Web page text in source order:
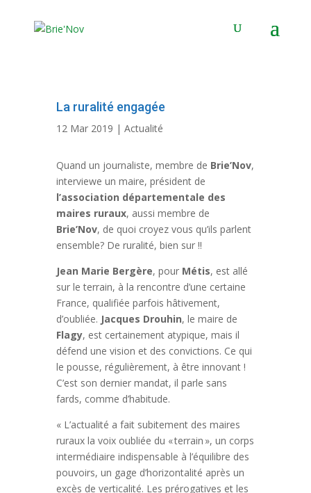
La ruralité engagée
12 Mar 2019 | Actualité
Quand un journaliste, membre de Brie’Nov,
interviewe un maire, président de
l’association départementale des
maires ruraux, aussi membre de
Brie’Nov, de quoi croyez vous qu’ils parlent
ensemble? De ruralité, bien sur !!
Jean Marie Bergère, pour Métis, est allé
sur le terrain, à la rencontre d’une certaine
France, qualifiée parfois hâtivement,
d’oubliée. Jacques Drouhin, le maire de
Flagy, est certainement atypique, mais il
défend une vision et des convictions. Ce qui
le pousse, régulièrement, à être innovant !
C’est son dernier mandat, il parle sans
fards, comme d’habitude.
« L’actualité a fait subitement des maires
ruraux la voix oubliée du « terrain », un corps
intermédiaire indispensable à l’équilibre des
pouvoirs, un gage d’horizontalité après un
excès de verticalité. Les prérogatives et les